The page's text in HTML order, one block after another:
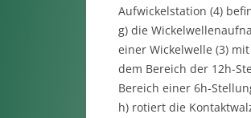
Aufwickelstation (4)
g) die
einer Wickelwelle (3)
dem Bereich der 12h-
Bereich einer 6h-
h) rotiert die